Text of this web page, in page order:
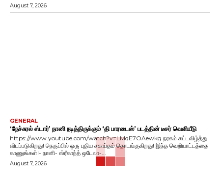
August 7, 2026
GENERAL
‘நேச்சுரல் ஸ்டார்’ நானி நடித்திருக்கும் ‘தி பாரடைஸ்’ படத்தின் டீசர் வெளியீடு
https://www.youtube.com/watch?v=LMqE7OAewkg நரகம் கட்டவிழ்த்து
விடப்படுகிறது! நெருப்பில் ஒரு புதிய சகாப்தம் தொடங்குகிறது! இந்த வெறியாட்டத்தை
காணுங்கள்!- நானி- ஸ்ரீகாந்த் ஒடேலா-...
August 7, 2026